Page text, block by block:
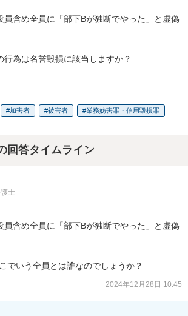
員含め全員に「部下Bが独断でやった」と虚偽
行為は名誉毀損に該当しますか？
加害者 被害者 業務妨害罪・信用毀損罪
回答タイムライン
士
員含め全員に「部下Bが独断でやった」と虚偽
でいう全員とは誰なのでしょうか？
2024年12月28日 10:45